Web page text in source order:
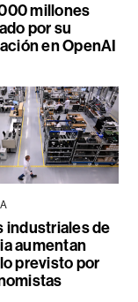
millones
por su
en OpenAI
industriales de
aumentan
previsto por